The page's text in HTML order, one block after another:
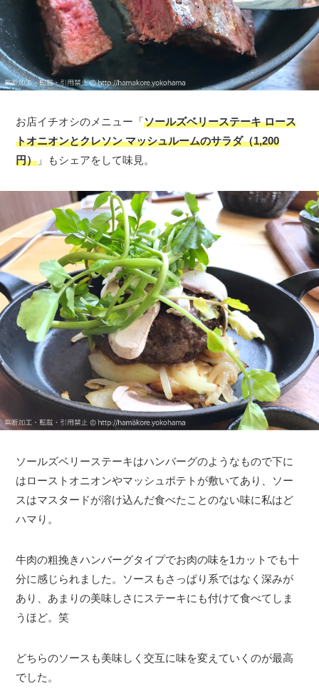
お店イチオシのメニュー「ソールズベリーステーキ ロース
トオニオンとクレソン マッシュルームのサラダ（1,200
円） 」もシェアをして味見。
ソールズベリーステーキはハンバーグのようなもので下に
はローストオニオンやマッシュポテトが敷いてあり、ソー
スはマスタードが溶け込んだ食べたことのない味に私はど
ハマり。
牛肉の粗挽きハンバーグタイプでお肉の味を1カットでも十
分に感じられました。ソースもさっぱり系ではなく深みが
あり、あまりの美味しさにステーキにも付けて食べてしま
うほど。笑
どちらのソースも美味しく交互に味を変えていくのが最高
でした。